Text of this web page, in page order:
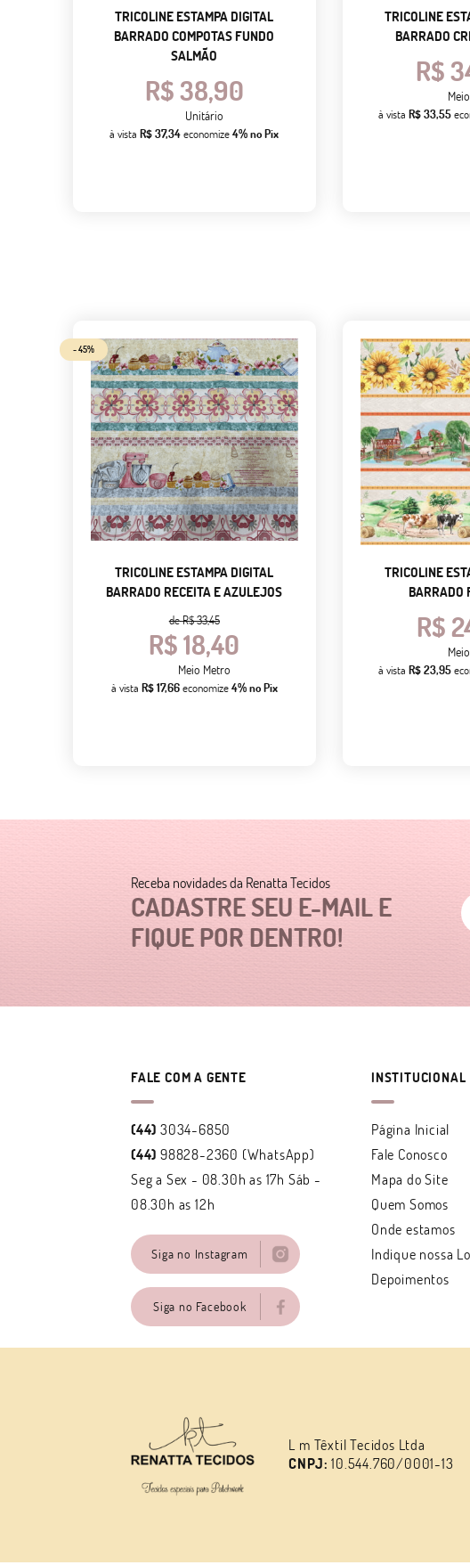
TRICOLINE ESTAMPA DIGITAL
BARRADO COMPOTAS FUNDO
SALMÃO
R$ 38,90
Unitário
à vistaR$ 37,34economize4% no Pix
TRICOLINE
BARRADO
R$
à vista R$ 33,55
- 45%
TRICOLINE ESTAMPA DIGITAL
BARRADO RECEITA E AZULEJOS
deR$ 33,45
R$ 18,40
Meio Metro
à vista R$ 17,66economize4% no Pix
TRICOLINE
BARRADO
R$
à vista R$ 23,95
CADASTRE SEU E-MAIL E
FIQUE POR DENTRO!
Receba novidades da Renatta Tecidos
FALE COM A GENTE
(44) 3034-6850
(44) 98828-2360 (WhatsApp)
Seg a Sex - 08.30h as 17h Sáb -
08.30h as 12h
Siga no Instagram
Siga no Facebook
INSTITUCIONAL
Página Inicial
Fale Conosco
Mapa do Site
Quem Somos
Onde estamos
Indique nossa
Depoimentos
L m Têxtil Tecidos Ltda
CNPJ: 10.544.760/0001-13